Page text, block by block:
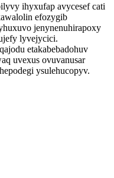
ihyxufap avycesef cati
efozygib
jenynenuhirapoxy
lyvejycici.
etakabebadohuv
uvexus ovuvanusar
ysulehucopyv.